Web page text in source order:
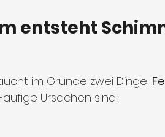
entsteht
im Grunde zwei Dinge:
Ursachen sind: